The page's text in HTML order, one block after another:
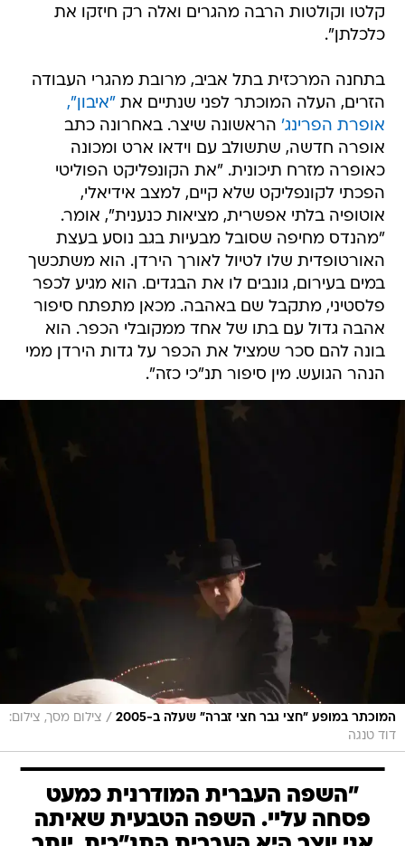
קלטו וקולטות הרבה מהגרים ואלה רק חיזקו את
כלכלתן".
בתחנה המרכזית בתל אביב, מרובת מהגרי העבודה
הזרים, העלה המוכתר לפני שנתיים את "איבון",
אופרת הפרינג' הראשונה שיצר. באחרונה כתב
אופרה חדשה, שתשולב עם וידאו ארט ומכונה
כאופרה מזרח תיכונית. "את הקונפליקט הפוליטי
הפכתי לקונפליקט שלא קיים, למצב אידיאלי,
אוטופיה בלתי אפשרית, מציאות כנענית", אומר.
"מהנדס מחיפה שסובל מבעיות בגב נוסע בעצת
האורטופדית שלו לטיול לאורך הירדן. הוא משתכשך
במים בעירום, גונבים לו את הבגדים. הוא מגיע לכפר
פלסטיני, מתקבל שם באהבה. מכאן מתפתח סיפור
אהבה גדול עם בתו של אחד ממקובלי הכפר. הוא
בונה להם סכר שמציל את הכפר על גדות הירדן ממי
הנהר הגועש. מין סיפור תנ"כי כזה".
המוכתר במופע "חצי גבר חצי זברה" שעלה ב-2005 / צילום מסך, צילום:
דוד טנגה
"השפה העברית המודרנית כמעט
פסחה עליי. השפה הטבעית שאיתה